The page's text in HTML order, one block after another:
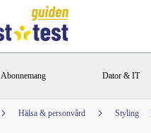
Abonnemang Dator & IT
Hälsa & personvård Styling